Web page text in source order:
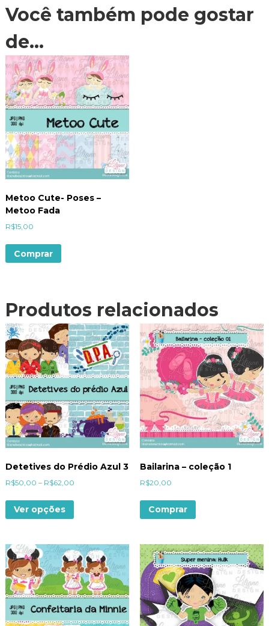
Você também pode gostar
de…
Metoo Cute- Poses –
Metoo Fada
R$15,00
Comprar
Produtos relacionados
Detetives do Prédio Azul 3
R$50,00 – R$62,00
Ver opções
Bailarina – coleção 1
R$20,00
Comprar